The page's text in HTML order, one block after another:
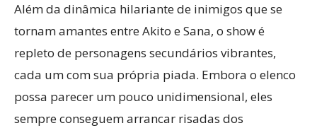
Além da dinâmica hilariante de inimigos que se
tornam amantes entre Akito e Sana, o show é
repleto de personagens secundários vibrantes,
cada um com sua própria piada. Embora o elenco
possa parecer um pouco unidimensional, eles
sempre conseguem arrancar risadas dos